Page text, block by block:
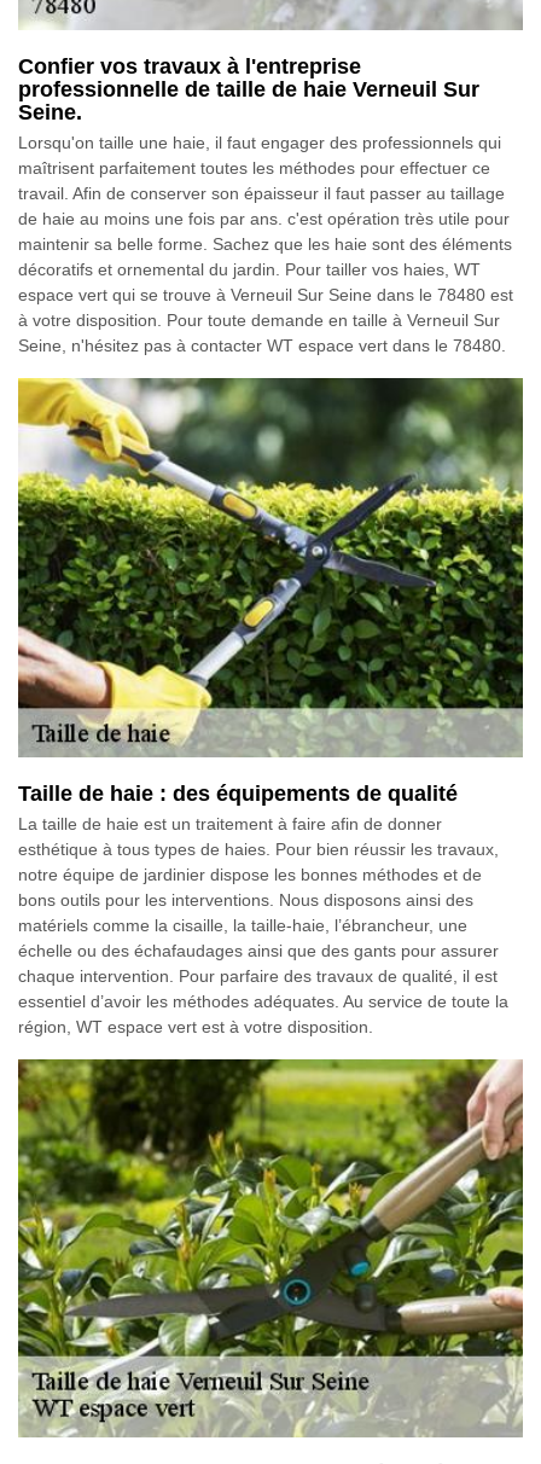
Confier vos travaux à l'entreprise
professionnelle de taille de haie Verneuil Sur
Seine.
Lorsqu'on taille une haie, il faut engager des professionnels qui
maîtrisent parfaitement toutes les méthodes pour effectuer ce
travail. Afin de conserver son épaisseur il faut passer au taillage
de haie au moins une fois par ans. c'est opération très utile pour
maintenir sa belle forme. Sachez que les haie sont des éléments
décoratifs et ornemental du jardin. Pour tailler vos haies, WT
espace vert qui se trouve à Verneuil Sur Seine dans le 78480 est
à votre disposition. Pour toute demande en taille à Verneuil Sur
Seine, n'hésitez pas à contacter WT espace vert dans le 78480.
Taille de haie : des équipements de qualité
La taille de haie est un traitement à faire afin de donner
esthétique à tous types de haies. Pour bien réussir les travaux,
notre équipe de jardinier dispose les bonnes méthodes et de
bons outils pour les interventions. Nous disposons ainsi des
matériels comme la cisaille, la taille-haie, l’ébrancheur, une
échelle ou des échafaudages ainsi que des gants pour assurer
chaque intervention. Pour parfaire des travaux de qualité, il est
essentiel d’avoir les méthodes adéquates. Au service de toute la
région, WT espace vert est à votre disposition.